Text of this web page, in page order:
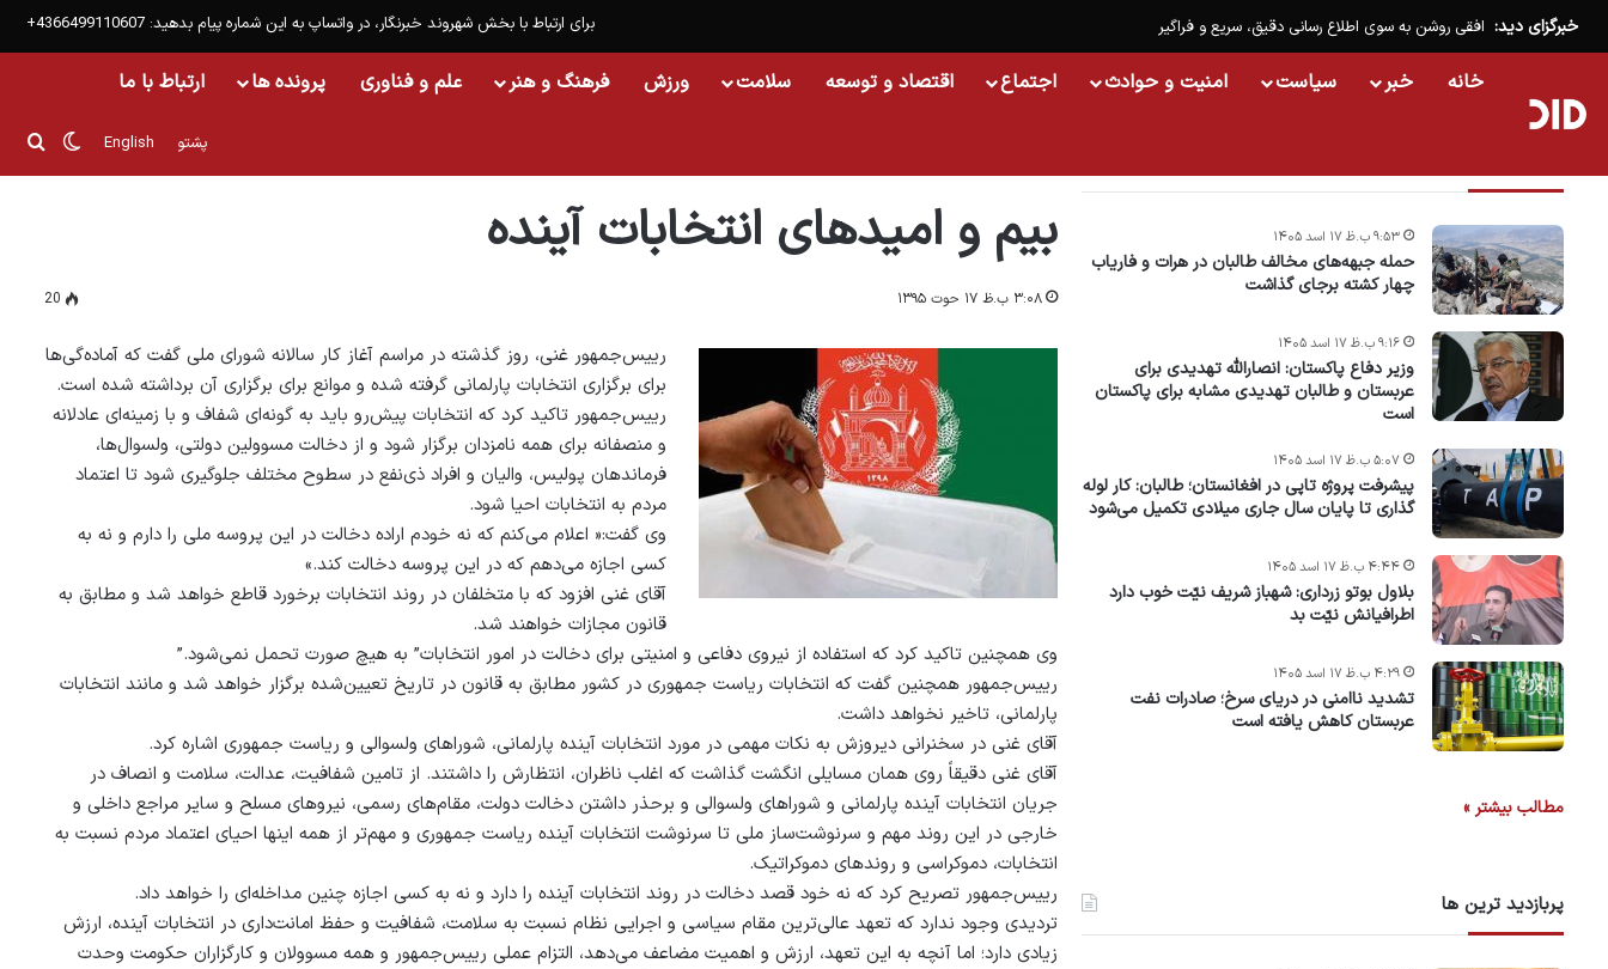
برای ارتباط با بخش شهروند خبرنگار، در واتساپ به این شماره پیام بدهید: 4366499110607+ خبرگزای دید: افقی روشن به سوی اطلاع رسانی دقیق، سریع و فراگیر
خانه خبر سیاست امنیت و حوادث اجتماع اقتصاد و توسعه سلامت ورزش فرهنگ و هنر علم و فناوری پرونده ها ارتباط با ما
English پشتو تغییر
بیم و امیدهای انتخابات آینده
۳:۰۸ ب.ظ ۱۷ حوت ۱۳۹۵ 20
رییس‌جمهور غنی، روز گذشته در مراسم آغاز کار سالانه شورای ملی گفت که آماده‌گی‌ها
برای برگزاری انتخابات پارلمانی گرفته شده و موانع برای برگزاری آن برداشته شده است.
رییس‌جمهور تاکید کرد که انتخابات پیش‌‌رو باید به گونه‌ای شفاف و با زمینه‌ای عادلانه
و منصفانه برای همه نامزدان برگزار شود و از دخالت مسوولین دولتی، ولسوال‌ها،
فرماندهان پولیس، والیان و افراد ذی‌نفع در سطوح مختلف جلوگیری شود تا اعتماد
مردم به انتخابات احیا شود.
وی گفت:« اعلام می‌کنم که نه خودم اراده دخالت در این پروسه ملی را دارم و نه به
کسی اجازه می‌دهم که در این پروسه دخالت کند.»
آقای غنی افزود که با متخلفان در روند انتخابات برخورد قاطع خواهد شد و مطابق به
قانون مجازات خواهند شد.
وی همچنین تاکید کرد که استفاده از نیروی دفاعی و امنیتی برای دخالت در امور انتخابات” به هیچ صورت تحمل نمی‌شود.”
رییس‌جمهور همچنین گفت که انتخابات ریاست جمهوری در کشور مطابق به قانون در تاریخ تعیین‌شده برگزار خواهد شد و مانند انتخابات
پارلمانی، تاخیر نخواهد داشت.
آقای غنی در سخنرانی دیروزش به نکات مهمی در مورد انتخابات آینده پارلمانی، شوراهای ولسوالی و ریاست جمهوری اشاره کرد.
آقای غنی دقیقاً روی همان مسایلی انگشت گذاشت که اغلب ناظران، انتظارش را داشتند. از تامین شفافیت، عدالت، سلامت و انصاف در
جریان انتخابات آینده پارلمانی و شوراهای ولسوالی و برحذر داشتن دخالت دولت، مقام‌های رسمی، نیروهای مسلح و سایر مراجع داخلی و
خارجی در این روند مهم و سرنوشت‌ساز ملی تا سرنوشت انتخابات آینده ریاست جمهوری و مهم‌تر از همه اینها احیای اعتماد مردم نسبت به
انتخابات، دموکراسی و روندهای دموکراتیک.
رییس‌جمهور تصریح کرد که نه خود قصد دخالت در روند انتخابات آینده را دارد و نه به کسی اجازه چنین مداخله‌ای را خواهد داد.
تردیدی وجود ندارد که تعهد عالی‌ترین مقام سیاسی و اجرایی نظام نسبت به سلامت، شفافیت و حفظ امانت‌داری در انتخابات آینده، ارزش
زیادی دارد؛ اما آنچه به این تعهد، ارزش و اهمیت مضاعف می‌دهد، التزام عملی رییس‌جمهور و همه مسوولان و کارگزاران حکومت وحدت
حمله جبهه‌های مخالف طالبان در هرات و فاریاب
چهار کشته برجای گذاشت
۹:۵۳ ب.ظ ۱۷ اسد ۱۴۰۵
وزیر دفاع پاکستان: انصارالله تهدیدی برای
عربستان و طالبان تهدیدی مشابه برای پاکستان
است
۹:۱۶ ب.ظ ۱۷ اسد ۱۴۰۵
پیشرفت پروژه‌ تاپی در افغانستان؛ طالبان: کار لوله
گذاری تا پایان سال جاری میلادی تکمیل می‌شود
۵:۰۷ ب.ظ ۱۷ اسد ۱۴۰۵
بلاول بوتو زرداری: شهباز شریف نیّت خوب دارد
اطرافیانش نیّت بد
۴:۴۴ ب.ظ ۱۷ اسد ۱۴۰۵
تشدید ناامنی در دریای سرخ؛ صادرات نفت
عربستان کاهش یافته است
۴:۲۹ ب.ظ ۱۷ اسد ۱۴۰۵
مطالب بیشتر »
پربازدید ترین ها